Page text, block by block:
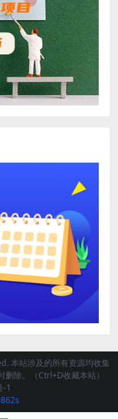
本站涉及的所有资源均收集
除。（Ctrl+D收藏本站）
-1